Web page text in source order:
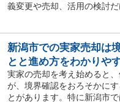
義変更や売却、活用の検討
新潟市での実家売却は
とと進め方をわかりや
実家の売却を考え始めると
が、境界確認をおろそかに
とがあります。特に新潟市